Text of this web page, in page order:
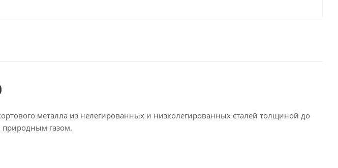
металла из нелегированных и низколегированных сталей толщиной до
природным газом.